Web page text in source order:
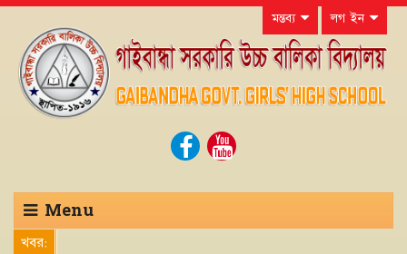
মন্তব্য লগ ইন
Menu
খবর: